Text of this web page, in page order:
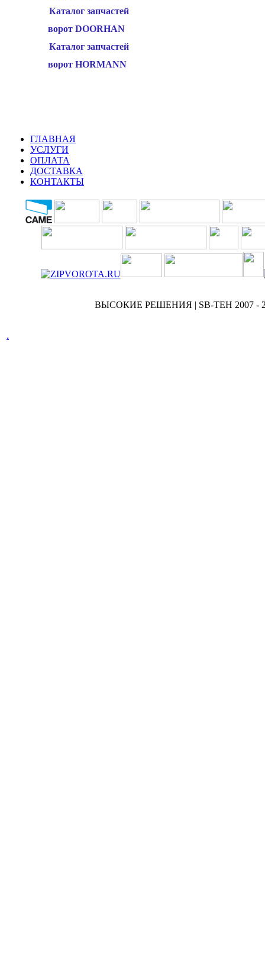
Каталог запчастей
ворот DOORHAN
Каталог запчастей
ворот HORMANN
ГЛАВНАЯ
УСЛУГИ
ОПЛАТА
ДОСТАВКА
КОНТАКТЫ
ВЫСОКИЕ РЕШЕНИЯ | SB-TEH 2007 -
.